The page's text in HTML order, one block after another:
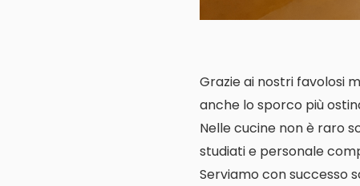
Grazie ai nostri favolosi
anche lo sporco più
Nelle cucine non è raro
studiati e personale
Serviamo con successo